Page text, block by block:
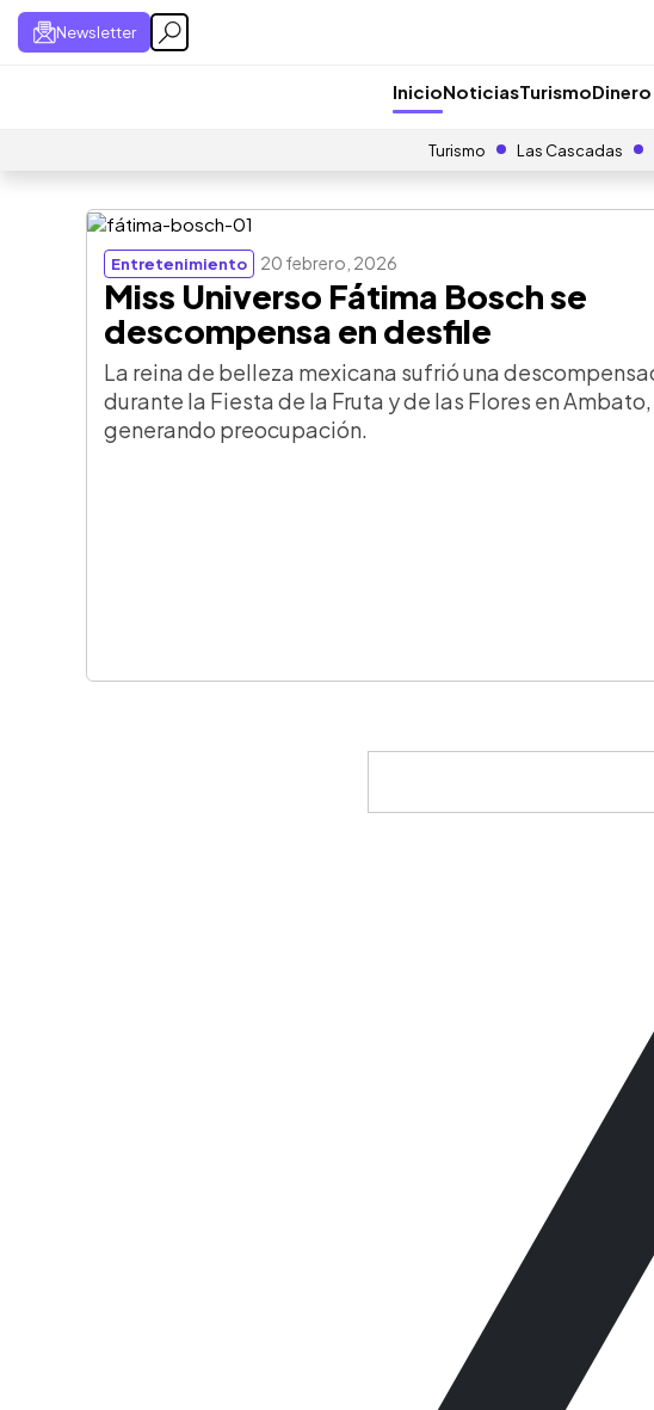
Newsletter
InicioNoticiasTurismo
Turismo Las Cascadas
Entretenimiento 20 febrero, 2026
Miss Universo Fátima Bosch se
descompensa en desfile
La reina de belleza mexicana sufrió una
durante la Fiesta de la Fruta y de las Flores en
generando preocupación.